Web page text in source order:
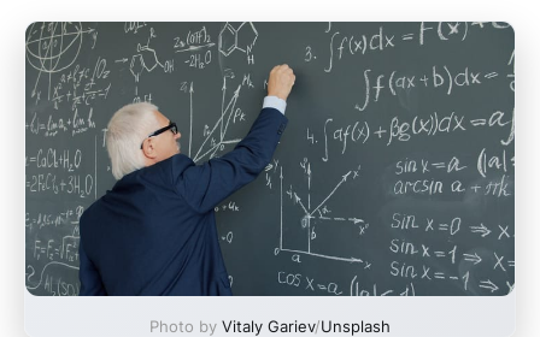
Photo by Vitaly Gariev/Unsplash